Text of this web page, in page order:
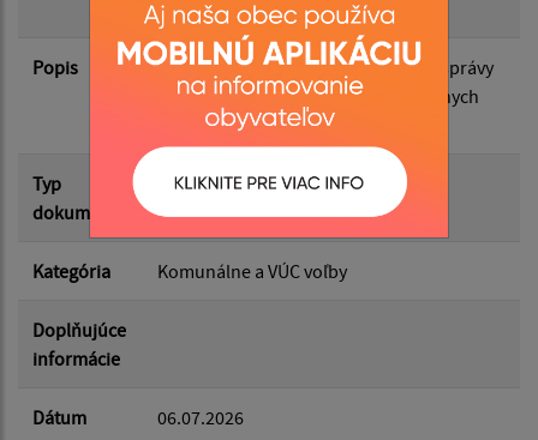
Filtrovať Reset
krajov
Popis
Vyhlásenie volieb do orgánov samosprávy
obci a voľby do orgánov samosprávnych
krajov
Typ
dokumentu
Voľby/Referendá
Kategória Komunálne a VÚC voľby
Doplňujúce
informácie
Dátum
06.07.2026